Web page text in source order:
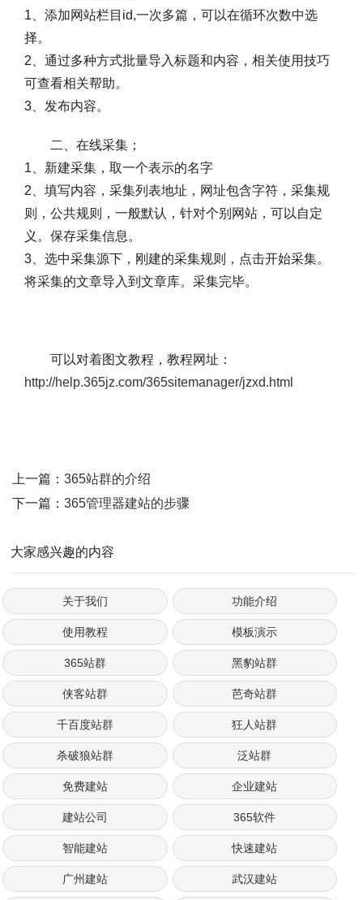
1、添加网站栏目id,一次多篇，可以在循环次数中选
择。
2、通过多种方式批量导入标题和内容，相关使用技巧
可查看相关帮助。
3、发布内容。
二、在线采集；
1、新建采集，取一个表示的名字
2、填写内容，采集列表地址，网址包含字符，采集规
则，公共规则，一般默认，针对个别网站，可以自定
义。保存采集信息。
3、选中采集源下，刚建的采集规则，点击开始采集。
将采集的文章导入到文章库。采集完毕。
可以对着图文教程，教程网址：
http://help.365jz.com/365sitemanager/jzxd.html
上一篇： 365站群的介绍
下一篇： 365管理器建站的步骤
大家感兴趣的内容
关于我们 功能介绍
使用教程 模板演示
365站群 黑豹站群
侠客站群 芭奇站群
千百度站群 狂人站群
杀破狼站群 泛站群
免费建站 企业建站
建站公司 365软件
智能建站 快速建站
广州建站 武汉建站